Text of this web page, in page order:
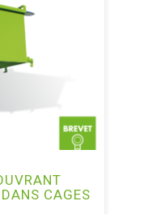
CAGES